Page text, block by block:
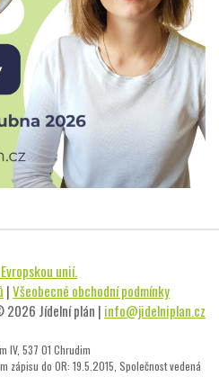
unií.
|Všeobecné obchodní podmínky
Jídelní plán | info@jidelniplan.cz
IV, 537 01 Chrudim
zápisu do OR: 19.5.2015, Společnost vedená